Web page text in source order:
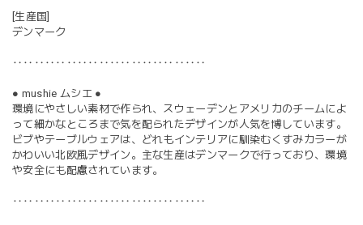
[生産国]
デンマーク
‥‥‥‥‥‥‥‥‥‥‥‥‥‥‥‥‥‥
● mushie ムシエ ●
環境にやさしい素材で作られ、スウェーデンとアメリカのチームによ
って細かなところまで気を配られたデザインが人気を博しています。
ビブやテーブルウェアは、どれもインテリアに馴染むくすみカラーが
かわいい北欧風デザイン。主な生産はデンマークで行っており、環境
や安全にも配慮されています。
‥‥‥‥‥‥‥‥‥‥‥‥‥‥‥‥‥‥